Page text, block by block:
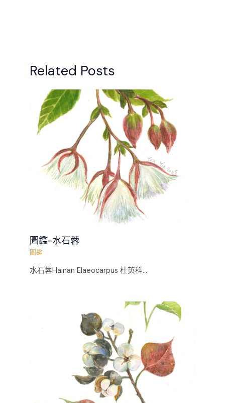
Related Posts
圖鑑-水石蓉
圖鑑
水石蓉Hainan Elaeocarpus 杜英科...